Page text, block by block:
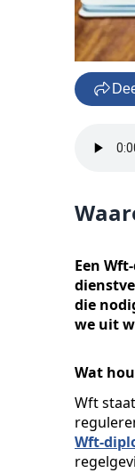
Een
die
we uit
Wat
Wft
Wft-